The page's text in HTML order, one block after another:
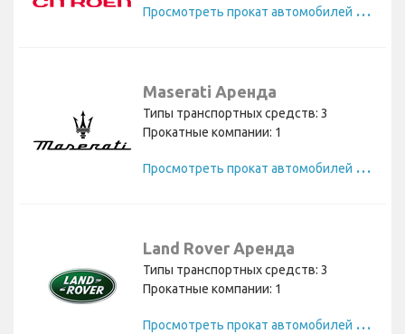
П
росмотреть прокат автомобилей Citroen
Maserati Аренда
Типы транспортных средств: 3
Прокатные компании: 1
П
росмотреть прокат автомобилей Maserati
Land Rover Аренда
Типы транспортных средств: 3
Прокатные компании: 1
П
росмотреть прокат автомобилей Land Rover